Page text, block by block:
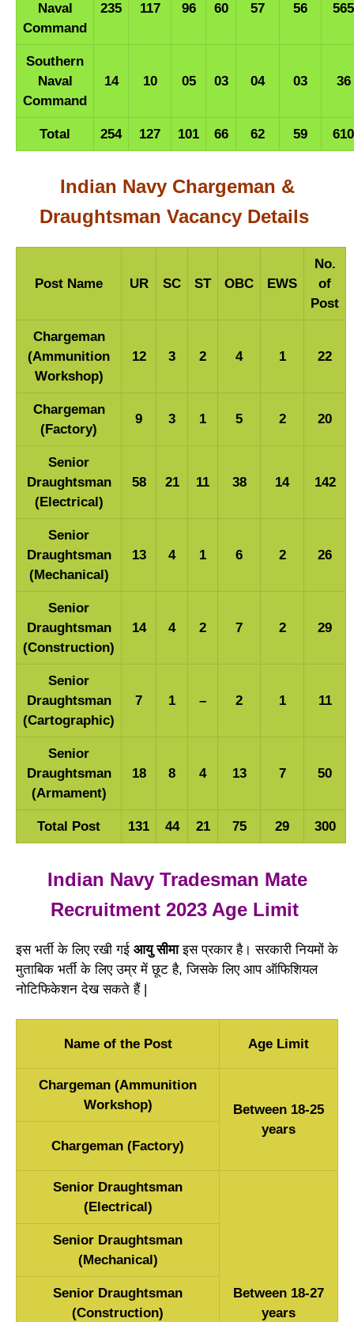
Naval
Command
235 117 96 60 57 56 565
Southern
Naval
Command
14 10 05 03 04 03 36
Total 254 127 101 66 62 59 610
Indian Navy Chargeman &
Draughtsman Vacancy Details
Post Name UR SC ST OBC EWS
No.
of
Post
Chargeman
(Ammunition
Workshop)
12 3 2 4 1 22
Chargeman
(Factory)
9 3 1 5 2 20
Senior
Draughtsman
(Electrical)
58 21 11 38 14 142
Senior
Draughtsman
(Mechanical)
13 4 1 6 2 26
Senior
Draughtsman
(Construction)
14 4 2 7 2 29
Senior
Draughtsman
(Cartographic)
7 1 – 2 1 11
Senior
Draughtsman
(Armament)
18 8 4 13 7 50
Total Post 131 44 21 75 29 300
Indian Navy Tradesman Mate
Recruitment 2023 Age Limit
इस भर्ती के लिए रखी गई आयु सीमाइस प्रकार है। सरकारी नियमों के
मुताबिक भर्ती के लिए उम्र में छूट है, जिसके लिए आप ऑफिशियल
नोटिफिकेशन देख सकते हैं |
Name of the Post Age Limit
Chargeman (Ammunition
Workshop)
Between 18-25
years
Chargeman (Factory)
Senior Draughtsman
(Electrical)
Between 18-27
years
Senior Draughtsman
(Mechanical)
Senior Draughtsman
(Construction)